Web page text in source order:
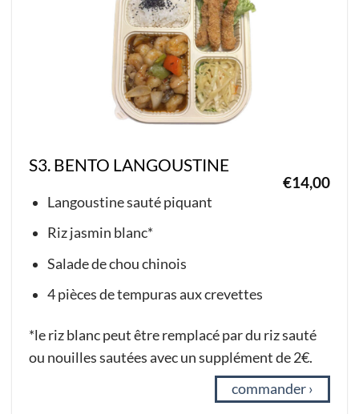
S3. BENTO LANGOUSTINE
€14,00
Langoustine sauté piquant
Riz jasmin blanc*
Salade de chou chinois
4 pièces de tempuras aux crevettes
*le riz blanc peut être remplacé par du riz sauté
ou nouilles sautées avec un supplément de 2€.
commander ›